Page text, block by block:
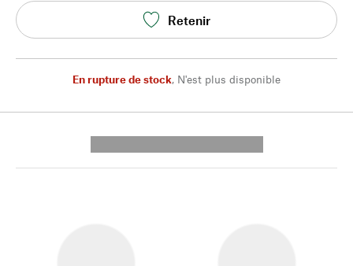
Retenir
En rupture de stock, N'est plus disponible